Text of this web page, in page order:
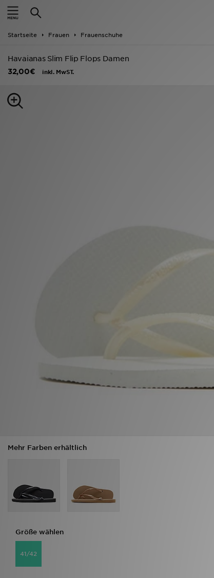
Startseite Frauen Frauenschuhe
Havaianas Slim Flip Flops Damen
32,00€
inkl. MwST.
Mehr Farben erhältlich
Größe wählen
41/42
Startseite
Herren